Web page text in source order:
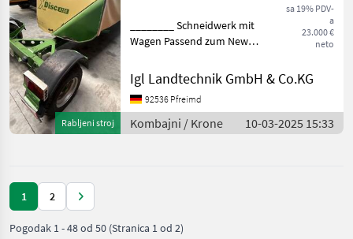
Rabljeni stroj
sa 19% PDV-
a
23.000 €
neto
________ Schneidwerk mit
Wagen Passend zum New
Adapteri za kombajne
Igl Landtechnik GmbH & Co.KG
92536 Pfreimd
Kombajni / Krone 10-03-2025 15:33
1 2
Pogodak 1-48od 50 (Stranica 1 od 2)